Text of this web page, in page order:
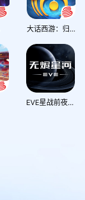
大话西游：归来
EVE星战前夜：无烬星河